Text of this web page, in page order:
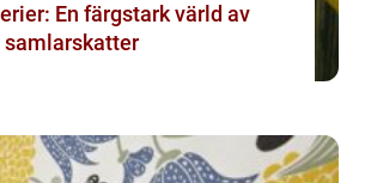
En färgstark värld av
samlarskatter